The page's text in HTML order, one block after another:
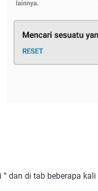
“ dan di tab beberapa